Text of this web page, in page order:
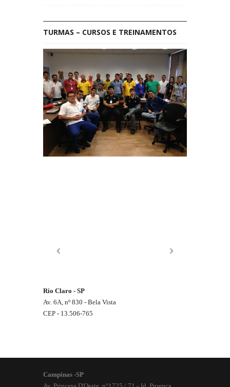
TURMAS – CURSOS E TREINAMENTOS
Rio Claro - SP
Av. 6A, nº 830 - Bela Vista
CEP - 13.506-765
Campinas -SP